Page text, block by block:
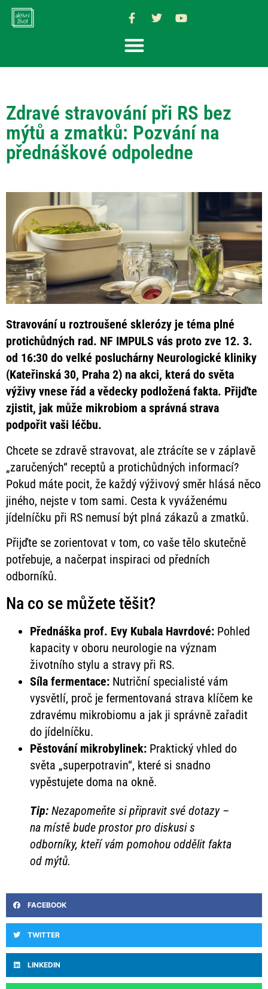
Zdravé stravování při RS bez
mýtů a zmatků: Pozvání na
přednáškové odpoledne
Stravování u roztroušené sklerózy je téma plné
protichůdných rad. NF IMPULS vás proto zve 12. 3.
od 16:30 do velké posluchárny Neurologické kliniky
(Kateřinská 30, Praha 2) na akci, která do světa
výživy vnese řád a vědecky podložená fakta. Přijďte
zjistit, jak může mikrobiom a správná strava
podpořit vaši léčbu.
Chcete se zdravě stravovat, ale ztrácíte se v záplavě
„zaručených“ receptů a protichůdných informací?
Pokud máte pocit, že každý výživový směr hlásá něco
jiného, nejste v tom sami. Cesta k vyváženému
jídelníčku při RS nemusí být plná zákazů a zmatků.
Přijďte se zorientovat v tom, co vaše tělo skutečně
potřebuje, a načerpat inspiraci od předních
odborníků.
Na co se můžete těšit?
Přednáška prof. Evy Kubala Havrdové: Pohled
kapacity v oboru neurologie na význam
životního stylu a stravy při RS.
Síla fermentace: Nutriční specialisté vám
vysvětlí, proč je fermentovaná strava klíčem ke
zdravému mikrobiomu a jak ji správně zařadit
do jídelníčku.
Pěstování mikrobylinek: Praktický vhled do
světa „superpotravin“, které si snadno
vypěstujete doma na okně.
Tip: Nezapomeňte si připravit své dotazy –
na místě bude prostor pro diskusi s
odborníky, kteří vám pomohou oddělit fakta
od mýtů.
FACEBOOK
TWITTER
LINKEDIN